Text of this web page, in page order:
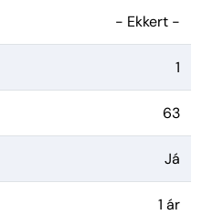
- Ekkert -
1
63
Já
1 ár